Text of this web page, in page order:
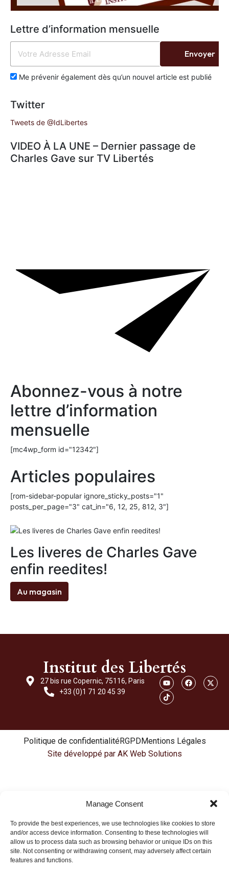
Manage Consent
To provide the best experiences, we use technologies like cookies to store
and/or access device information. Consenting to these technologies will
allow us to process data such as browsing behavior or unique IDs on this
site. Not consenting or withdrawing consent, may adversely affect certain
features and functions.
Lettre d’information mensuelle
Me prévenir également dès qu’un nouvel article est publié
Envoyer
Twitter
Tweets de @IdLibertes
VIDEO À LA UNE – Dernier passage de
Charles Gave sur TV Libertés
Abonnez-vous à notre
lettre d’information
mensuelle
[mc4wp_form id="12342"]
Articles populaires
[rom-sidebar-popular ignore_sticky_posts="1"
posts_per_page="3" cat_in="6, 12, 25, 812, 3"]
Les liveres de Charles Gave
enfin reedites!
Au magasin
Institut des Libertés
27 bis rue Copernic, 75116, Paris
+33 (0)1 71 20 45 39
Politique de confidentialitéRGPDMentions Légales
Site développé par AK Web Solutions